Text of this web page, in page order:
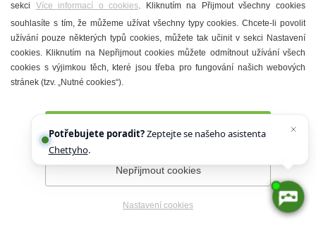
KAM V HUSTOPEČÍCH
Vinařství
T. G. Masaryk
Restaurace
Městské muzeum a galerie
Denní meníčka
sekci Více informací o cookies. Kliknutím na Přijmout všechny cookies
souhlasíte s tím, že můžeme užívat všechny typy cookies. Chcete-li povolit
užívání pouze některých typů cookies, můžete tak učinit v sekci Nastavení
cookies. Kliknutím na Nepřijmout cookies můžete odmítnout užívání všech
cookies s výjimkou těch, které jsou třeba pro fungování našich webových
stránek (tzv. „Nutné cookies“).
Přijmout všechny cookies
Nepřijmout cookies
Nastavení cookies
Potřebujete poradit?Zeptejte se našeho asistenta
Chettyho.